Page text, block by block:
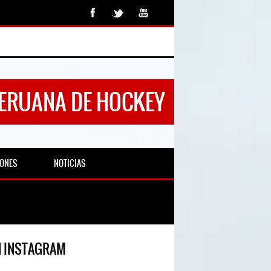
DE HOCKEY
NOTICIAS
INSTAGRAM